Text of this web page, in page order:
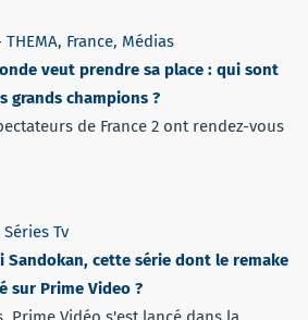
THEMA, France, Médias
veut prendre sa place : qui sont
grands champions ?
de France 2 ont rendez-vous
Séries Tv
Sandokan, cette série dont le remake
sur Prime Video ?